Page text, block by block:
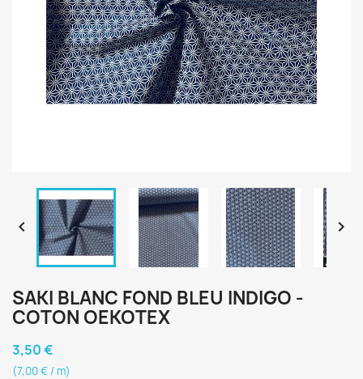
 
SAKI BLANC FOND BLEU INDIGO -
COTON OEKOTEX
3,50 €
(7,00 € / m)